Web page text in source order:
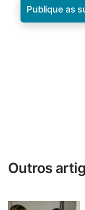
Publique as
Outros